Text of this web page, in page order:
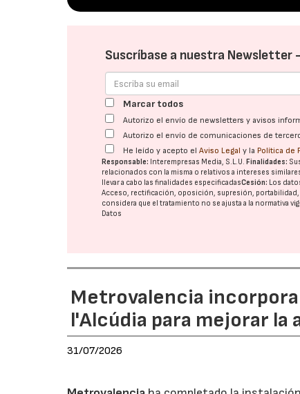
Suscríbase a nuestra Newsletter -
Marcar todos
Autorizo el envío de newsletters y avisos
Autorizo el envío de comunicaciones de
He leído y acepto elAviso Legal y la Política de
Responsable: Interempresas Media, S.L.U. Finalidades:
relacionados con la misma o relativos a intereses
llevar a cabo las finalidades especificadasCesión: Los
Acceso, rectificación, oposición, supresión,
considera que el tratamiento no se ajusta a la normativa
Datos
Metrovalencia
l'Alcúdia para mejorar la
31/07/2026